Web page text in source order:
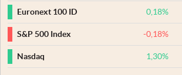
Euronext 100 ID 0,18%
S&P 500 Index -0,18%
Nasdaq 1,30%